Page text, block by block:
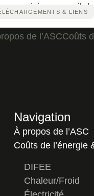
& LIENS
de l’ASCCoûts
ici un recueil
Navigation
À propos de l’ASC
Coûts de l’énergie
DIFEE
Chaleur/Froid